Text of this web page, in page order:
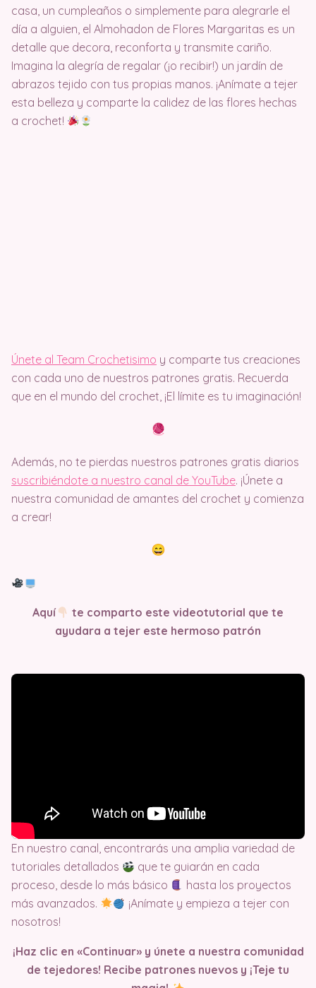
casa, un cumpleaños o simplemente para alegrarle el
día a alguien, el Almohadon de Flores Margaritas es un
detalle que decora, reconforta y transmite cariño.
Imagina la alegría de regalar (¡o recibir!) un jardín de
abrazos tejido con tus propias manos. ¡Anímate a tejer
esta belleza y comparte la calidez de las flores hechas
a crochet!
Únete al Team Crochetisimo y comparte tus creaciones
con cada uno de nuestros patrones gratis. Recuerda
que en el mundo del crochet, ¡El límite es tu imaginación!
Además, no te pierdas nuestros patrones gratis diarios
suscribiéndote a nuestro canal de YouTube. ¡Únete a
nuestra comunidad de amantes del crochet y comienza
a crear!
Aquí
te comparto este videotutorial que te
ayudara a tejer este hermoso patrón
En nuestro canal, encontrarás una amplia variedad de
tutoriales detallados
que te guiarán en cada
proceso, desde lo más básico
hasta los proyectos
más avanzados.
¡Anímate y empieza a tejer con
nosotros!
¡Haz clic en «Continuar» y únete a nuestra comunidad
de tejedores! Recibe patrones nuevos y ¡Teje tu